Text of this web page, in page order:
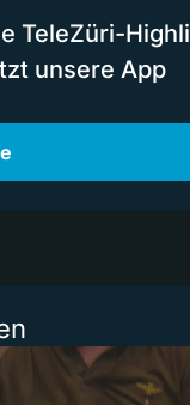
TeleZüri-
unsere App